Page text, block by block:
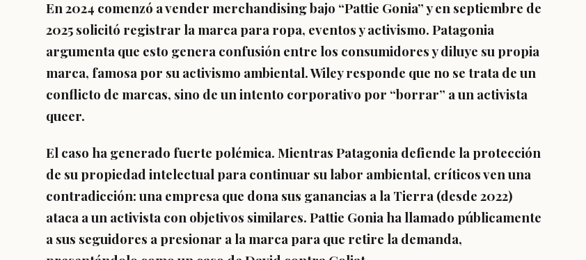
En 2024 comenzó a vender merchandising bajo “Pattie Gonia” y en septiembre de
2025 solicitó registrar la marca para ropa, eventos y activismo. Patagonia
argumenta que esto genera confusión entre los consumidores y diluye su propia
marca, famosa por su activismo ambiental. Wiley responde que no se trata de un
conflicto de marcas, sino de un intento corporativo por “borrar” a un activista
queer.
El caso ha generado fuerte polémica. Mientras Patagonia defiende la protección
de su propiedad intelectual para continuar su labor ambiental, críticos ven una
contradicción: una empresa que dona sus ganancias a la Tierra (desde 2022)
ataca a un activista con objetivos similares. Pattie Gonia ha llamado públicamente
a sus seguidores a presionar a la marca para que retire la demanda,